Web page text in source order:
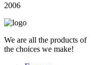
2006
We are all the products of
the choices we make!